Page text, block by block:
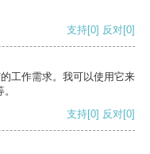
支持[0] 反对[0]
工作需求。我可以使用它来
支持[0] 反对[0]